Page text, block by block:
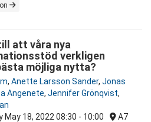
att våra nya
verkligen
möjliga nytta?
, Anette Larsson Sander, Jonas
Angenete, Jennifer Grönqvist,
May 18, 2022 08:30 - 10:00 A7